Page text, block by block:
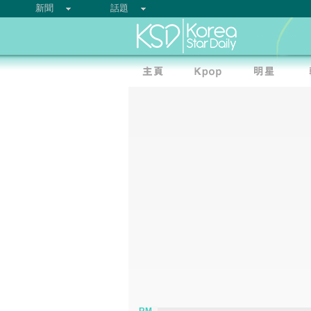
新聞 話題